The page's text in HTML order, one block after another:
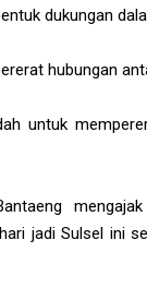
dukungan
hubungan
untuk
jadi Sulsel ini